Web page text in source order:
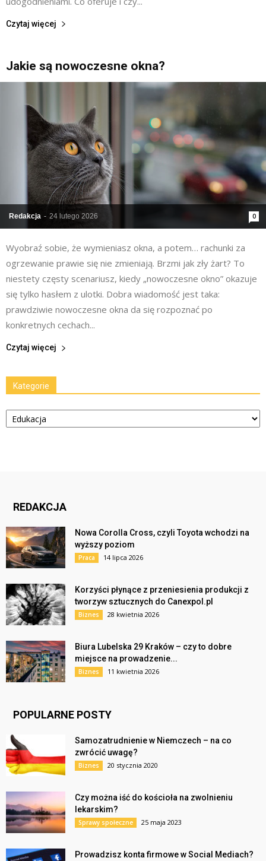
Czytaj więcej
Jakie są nowoczesne okna?
Redakcja - 24 lutego 2026 0
Wyobraź sobie, że wymieniasz okna, a potem… rachunki za
ogrzewanie prawie się nie zmieniają. Brzmi jak zły żart? To
niestety częsty scenariusz, kiedy „nowoczesne okno” okazuje
się tylko hasłem z ulotki. Dobra wiadomość jest taka:
prawdziwie nowoczesne okna da się rozpoznać po
konkretnych cechach...
Czytaj więcej
Kategorie
Kategorie
REDAKCJA
Nowa Corolla Cross, czyli Toyota wchodzi na
wyższy poziom
Praca 14 lipca 2026
Korzyści płynące z przeniesienia produkcji z
tworzyw sztucznych do Canexpol.pl
Biznes 28 kwietnia 2026
Biura Lubelska 29 Kraków – czy to dobre
miejsce na prowadzenie...
Biznes 11 kwietnia 2026
POPULARNE POSTY
Samozatrudnienie w Niemczech – na co
zwrócić uwagę?
Biznes 20 stycznia 2020
Czy można iść do kościoła na zwolnieniu
lekarskim?
Sprawy społeczne 25 maja 2023
Prowadzisz konta firmowe w Social Mediach?